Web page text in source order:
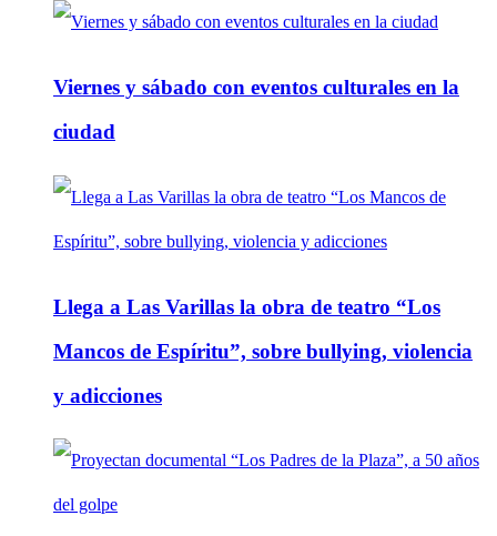
Viernes y sábado con eventos culturales en la
ciudad
Llega a Las Varillas la obra de teatro “Los
Mancos de Espíritu”, sobre bullying, violencia
y adicciones